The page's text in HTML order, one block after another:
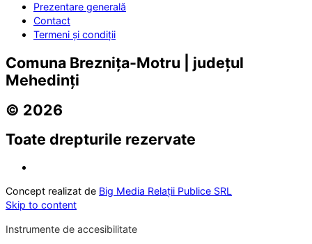
Prezentare generală
Contact
Termeni și condiții
Comuna Breznița-Motru | județul
Mehedinți
© 2026
Toate drepturile rezervate
Concept realizat de Big Media Relații Publice SRL
Skip to content
Instrumente de accesibilitate